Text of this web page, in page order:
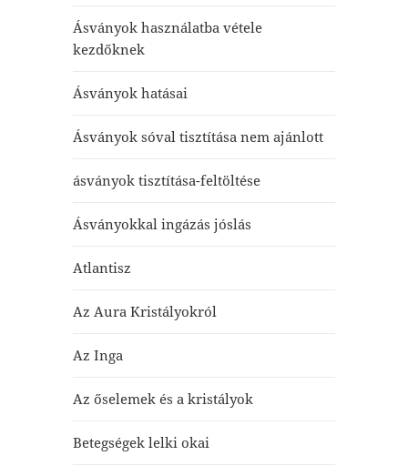
Ásványok használatba vétele
kezdőknek
Ásványok hatásai
Ásványok sóval tisztítása nem ajánlott
ásványok tisztítása-feltöltése
Ásványokkal ingázás jóslás
Atlantisz
Az Aura Kristályokról
Az Inga
Az őselemek és a kristályok
Betegségek lelki okai